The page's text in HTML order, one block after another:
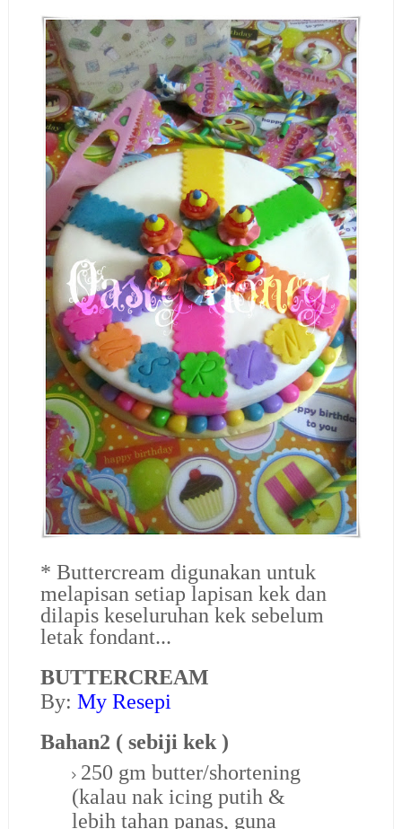
* Buttercream digunakan untuk
melapisan setiap lapisan kek dan
dilapis keseluruhan kek sebelum
letak fondant...
BUTTERCREAM
By: My Resepi
Bahan2 ( sebiji kek )
250 gm butter/shortening
(kalau nak icing putih &
lebih tahan panas, guna